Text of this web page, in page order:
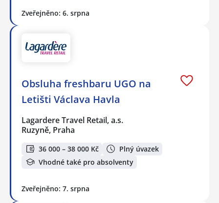
Zveřejněno: 6. srpna
Obsluha freshbaru UGO na
Letišti Václava Havla
Lagardere Travel Retail, a.s.
Ruzyně, Praha
36 000 – 38 000 Kč
Plný úvazek
Vhodné také pro absolventy
Zveřejněno: 7. srpna